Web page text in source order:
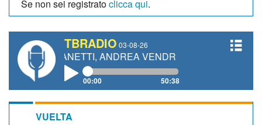
Se non sei registratoclicca qui.
TBRADIO 03-08-26
GIANETTI, ANDREA VENDRAME, FILIPPO FIORELLI
00:00 50:38
VUELTA